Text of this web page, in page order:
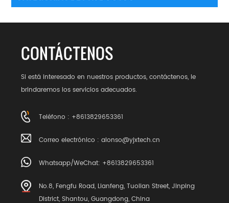
CONTÁCTENOS
Si está interesado en nuestros productos, contáctenos, le
brindaremos los servicios adecuados.
Teléfono : +8613829653361
Correo electrónico :alonso@yjxtech.cn
Whatsapp/WeChat: +8613829653361
No.8, Fengfu Road, Lianfeng, Tuolian Street, Jinping
District, Shantou, Guangdong, China